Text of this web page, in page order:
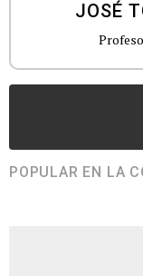
JOSÉ
POPULAR EN LA